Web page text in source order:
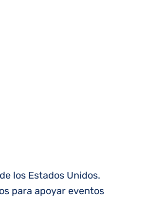
los Estados Unidos.
para apoyar eventos